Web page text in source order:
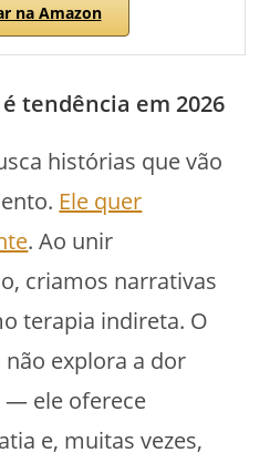
na Amazon
tendência em 2026
histórias que vão
Ele quer
. Ao unir
criamos narrativas
terapia indireta. O
explora a dor
— ele oferece
e, muitas vezes,